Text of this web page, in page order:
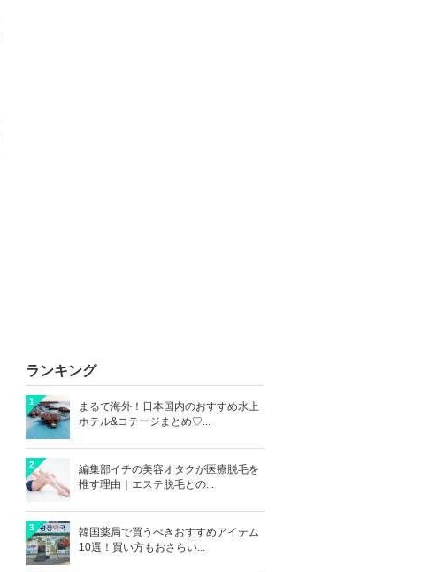
ランキング
1
まるで海外！日本国内のおすすめ水上
ホテル&コテージまとめ♡...
2
編集部イチの美容オタクが医療脱毛を
推す理由｜エステ脱毛との...
3
韓国薬局で買うべきおすすめアイテム
10選！買い方もおさらい...